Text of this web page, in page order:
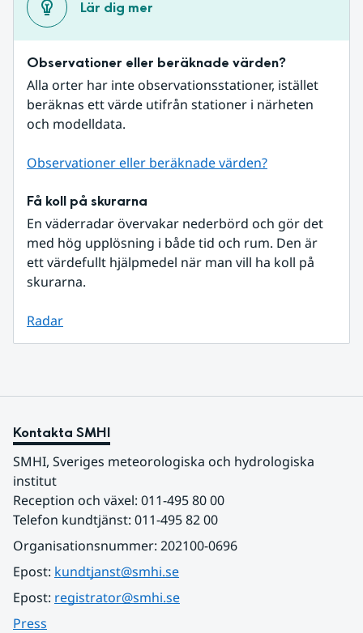
Lär dig mer
Observationer eller beräknade värden?
Alla orter har inte observationsstationer, istället
beräknas ett värde utifrån stationer i närheten
och modelldata.
Observationer eller beräknade värden?
Få koll på skurarna
En väderradar övervakar nederbörd och gör det
med hög upplösning i både tid och rum. Den är
ett värdefullt hjälpmedel när man vill ha koll på
skurarna.
Radar
Kontakta SMHI
SMHI, Sveriges meteorologiska och hydrologiska
institut
Reception och växel: 011-495 80 00
Telefon kundtjänst: 011-495 82 00
Organisationsnummer: 202100-0696
Epost: kundtjanst@smhi.se
Epost: registrator@smhi.se
Press